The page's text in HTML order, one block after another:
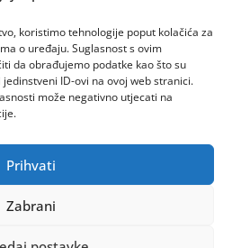
koristimo tehnologije poput kolačića za
o uređaju. Suglasnost s ovim
da obrađujemo podatke kao što su
ID-ovi na ovoj web stranici.
može negativno utjecati na
Prihvati
Zabrani